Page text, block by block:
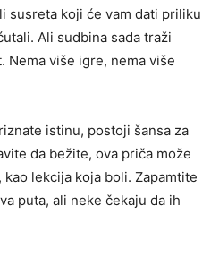
susreta koji će vam dati priliku
Ali sudbina sada traži
Nema više igre, nema više
istinu, postoji šansa za
da bežite, ova priča može
lekcija koja boli. Zapamtite
puta, ali neke čekaju da ih